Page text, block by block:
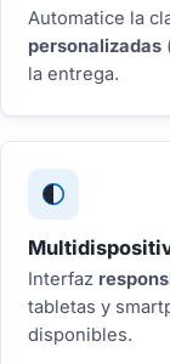
Automatice la
personalizadas
la entrega.
Interfaz
tabletas y
disponibles.